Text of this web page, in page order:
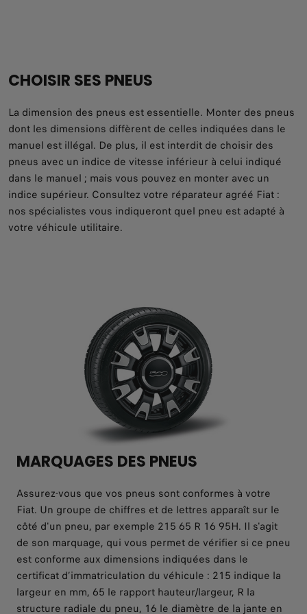
CHOISIR SES PNEUS
La dimension des pneus est essentielle. Monter des pneus
dont les dimensions diffèrent de celles indiquées dans le
manuel est illégal. De plus, il est interdit de choisir des
pneus avec un indice de vitesse inférieur à celui indiqué
dans le manuel ; mais vous pouvez en monter avec un
indice supérieur. Consultez votre réparateur agréé Fiat :
nos spécialistes vous indiqueront quel pneu est adapté à
votre véhicule utilitaire.
MARQUAGES DES PNEUS
Assurez-vous que vos pneus sont conformes à votre
Fiat. Un groupe de chiffres et de lettres apparaît sur le
côté d'un pneu, par exemple 215 65 R 16 95H. Il s'agit
de son marquage, qui vous permet de vérifier si ce pneu
est conforme aux dimensions indiquées dans le
certificat d’immatriculation du véhicule : 215 indique la
largeur en mm, 65 le rapport hauteur/largeur, R la
structure radiale du pneu, 16 le diamètre de la jante en